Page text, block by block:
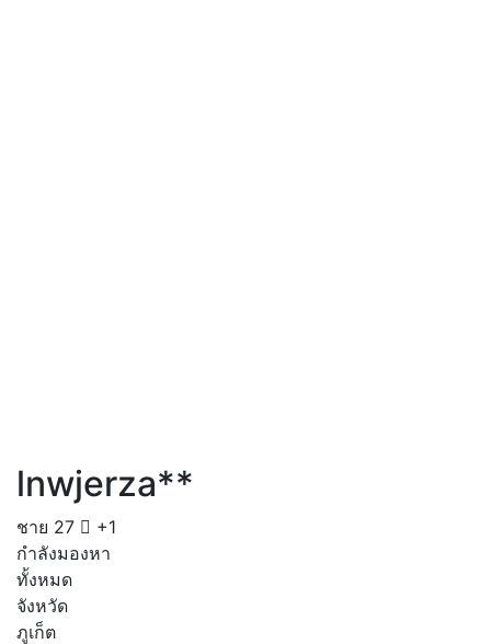
lnwjerza**
ชาย 27
+1
กำลังมองหา
ทั้งหมด
จังหวัด
ภูเก็ต